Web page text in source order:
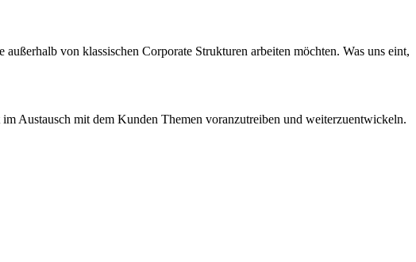
von klassischen Corporate Strukturen arbeiten möchten. Was uns eint,
Austausch mit dem Kunden Themen voranzutreiben und weiterzuentwickeln.